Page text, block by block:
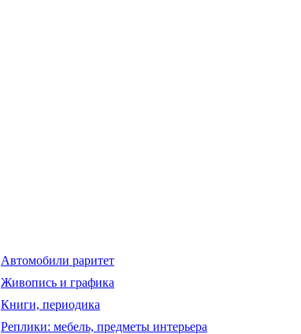
Автомобили раритет
Живопись и графика
Книги, периодика
Реплики: мебель, предметы интерьера